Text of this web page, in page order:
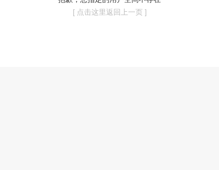
[ 点击这里返回上一页 ]